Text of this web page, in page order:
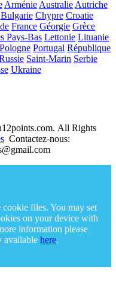
ArménieAustralieAutriche
Bulgarie Chypre Croatie
France Géorgie Grèce
Pays-Bas Lettonie Lituanie
Pologne Portugal République
Saint-Marin Serbie
Ukraine
All Rights
Contactez-nous:
files. You may set
on your device with
information please
available here.